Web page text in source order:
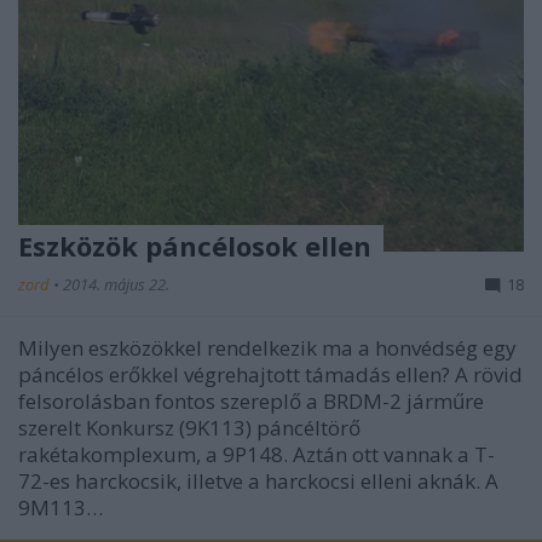
Eszközök páncélosok ellen
zord • 2014. május 22. 18
Milyen eszközökkel rendelkezik ma a honvédség egy
páncélos erőkkel végrehajtott támadás ellen? A rövid
felsorolásban fontos szereplő a BRDM-2 járműre
szerelt Konkursz (9K113) páncéltörő
rakétakomplexum, a 9P148. Aztán ott vannak a T-
72-es harckocsik, illetve a harckocsi elleni aknák. A
9M113…